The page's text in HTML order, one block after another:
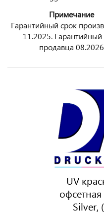
Примечание
Гарантийный срок
11.2025. Гарантийный
продавца 08.2026
UV
Silver,